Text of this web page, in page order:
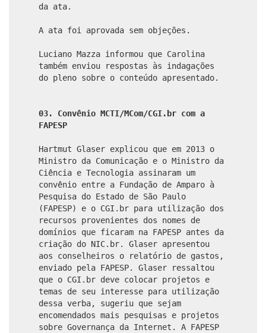
da ata.
A ata foi aprovada sem objeções.
Luciano Mazza informou que Carolina
também enviou respostas às indagações
do pleno sobre o conteúdo apresentado.
03. Convênio MCTI/MCom/CGI.br com a
FAPESP
Hartmut Glaser explicou que em 2013 o
Ministro da Comunicação e o Ministro da
Ciência e Tecnologia assinaram um
convênio entre a Fundação de Amparo à
Pesquisa do Estado de São Paulo
(FAPESP) e o CGI.br para utilização dos
recursos provenientes dos nomes de
domínios que ficaram na FAPESP antes da
criação do NIC.br. Glaser apresentou
aos conselheiros o relatório de gastos,
enviado pela FAPESP. Glaser ressaltou
que o CGI.br deve colocar projetos e
temas de seu interesse para utilização
dessa verba, sugeriu que sejam
encomendados mais pesquisas e projetos
sobre Governança da Internet. A FAPESP